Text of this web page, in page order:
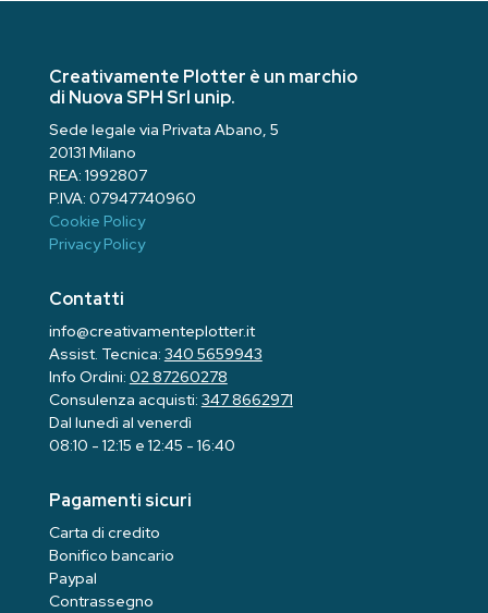
Creativamente Plotter è un marchio
di Nuova SPH Srl unip.
Sede legale via Privata Abano, 5
20131 Milano
REA: 1992807
P.IVA: 07947740960
Cookie Policy
Privacy Policy
Contatti
info@creativamenteplotter.it
Assist. Tecnica: 340 5659943
Info Ordini: 02 87260278
Consulenza acquisti: 347 8662971
Dal lunedì al venerdì
08:10 - 12:15 e 12:45 - 16:40
Pagamenti sicuri
Carta di credito
Bonifico bancario
Paypal
Contrassegno